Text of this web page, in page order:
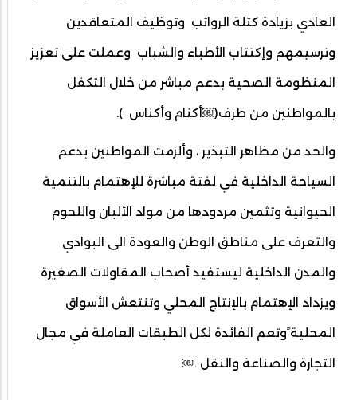
العادي بزيادة كتلة الرواتب وتوظيف المتعاقدين
وترسيمهم وإكتتاب الأطباء والشباب وعملت على تعزيز
المنظومة الصحية بدعم مباشر من خلال التكفل
بالمواطنين من طرف(￼أكنام وأكناس ).
والحد من مظاهر التبذير ، وألزمت المواطنين بدعم
السياحة الداخلية في لفتة مباشرة للإهتمام بالتنمية
الحيوانية وتثمين مردودها من مواد الألبان واللحوم
والتعرف على مناطق الوطن والعودة الى البوادي
والمدن الداخلية ليستفيد أصحاب المقاولات الصغيرة
ويزداد الإهتمام بالإنتاج المحلي وتنتعش الأسواق
المحلية ًوتعم الفائدة لكل الطبقات العاملة في مجال
التجارة والصناعة والنقل .￼